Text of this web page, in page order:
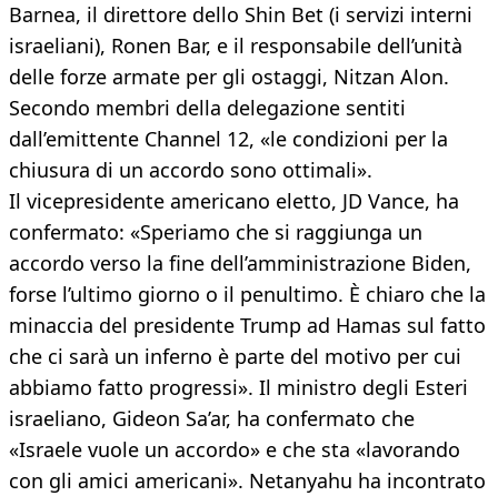
Barnea, il direttore dello Shin Bet (i servizi interni
israeliani), Ronen Bar, e il responsabile dell’unità
delle forze armate per gli ostaggi, Nitzan Alon.
Secondo membri della delegazione sentiti
dall’emittente Channel 12, «le condizioni per la
chiusura di un accordo sono ottimali».
Il vicepresidente americano eletto, JD Vance, ha
confermato: «Speriamo che si raggiunga un
accordo verso la fine dell’amministrazione Biden,
forse l’ultimo giorno o il penultimo. È chiaro che la
minaccia del presidente Trump ad Hamas sul fatto
che ci sarà un inferno è parte del motivo per cui
abbiamo fatto progressi». Il ministro degli Esteri
israeliano, Gideon Sa’ar, ha confermato che
«Israele vuole un accordo» e che sta «lavorando
con gli amici americani». Netanyahu ha incontrato